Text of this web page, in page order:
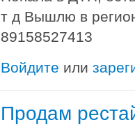
т д Вышлю в
89158527413
Войдите или
Продам